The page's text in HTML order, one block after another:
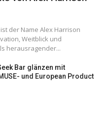
der Name Alex Harrison
Weitblick und
herausragender...
Bar glänzen mit
und European Product